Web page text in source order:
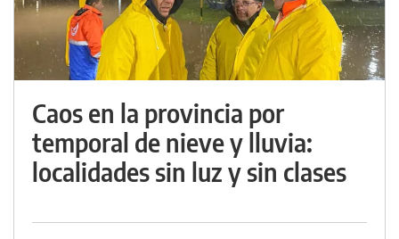
Caos en la provincia por
temporal de nieve y lluvia:
localidades sin luz y sin clases